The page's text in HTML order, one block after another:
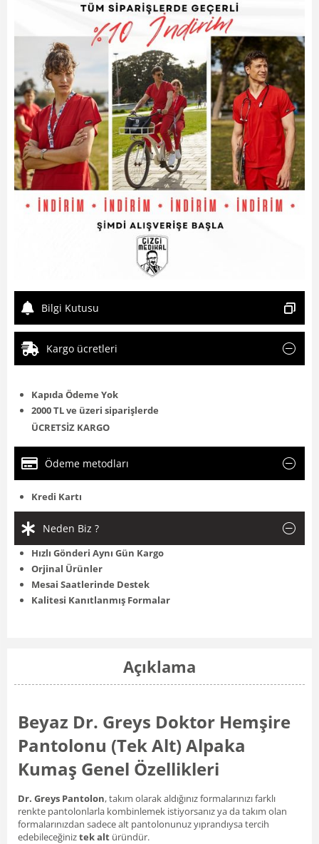
Bilgi Kutusu
Kargo ücretleri
Kapıda Ödeme Yok
2000 TL ve üzeri siparişlerde
ÜCRETSİZ KARGO
Ödeme metodları
Kredi Kartı
Neden Biz ?
Hızlı Gönderi Aynı Gün Kargo
Orjinal Ürünler
Mesai Saatlerinde Destek
Kalitesi Kanıtlanmış Formalar
Açıklama
Beyaz Dr. Greys Doktor Hemşire
Pantolonu (Tek Alt) Alpaka
Kumaş Genel Özellikleri
Dr. Greys Pantolon, takım olarak aldığınız formalarınızı farklı
renkte pantolonlarla kombinlemek istiyorsanız ya da takım olan
formalarınızdan sadece alt pantolonunuz yıprandıysa tercih
edebileceğiniztek alt üründür.